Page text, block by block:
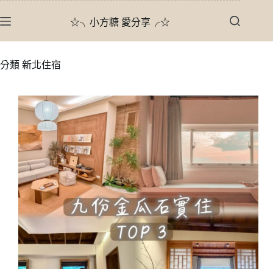
至
內
☆╮小方糖 愛分享╭☆
分類 新北住宿